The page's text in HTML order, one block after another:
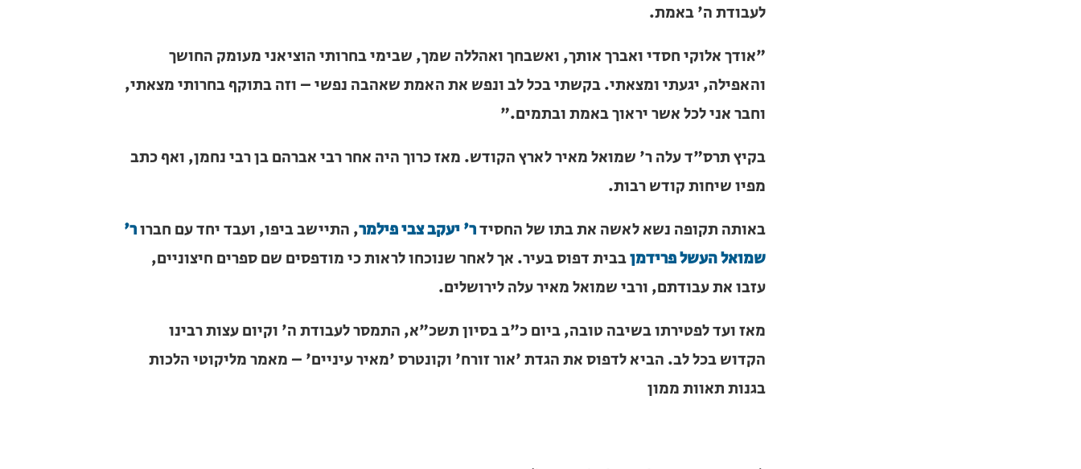
נפשי בנ'חל נ'ובע מ'קור ח'כמה, בספרים נפלאים, מלאים על כל גדותיהם בחידושים ועצות עמוקות
"אודך אלוקי חסדי ואברך אותך, ואשבחך ואהללה שמך, שבימי בחרותי הוציאני מעומק החושך
והאפילה, יגעתי ומצאתי. בקשתי בכל לב ונפש את האמת שאהבה נפשי – וזה בתוקף בחרותי
בקיץ תרס"ד עלה ר' שמואל מאיר לארץ הקודש. מאז כרוך היה אחר רבי אברהם בן רבי נחמן, ואף
באותה תקופה נשא לאשה את בתו של החסידר' יעקב צבי פילמר, התיישב ביפו, ועבד יחד עם חברו
ר' שמואל העשל פרידמןבבית דפוס בעיר. אך לאחר שנוכחו לראות כי מודפסים שם ספרים
מאז ועד לפטירתו בשיבה טובה, ביום כ"ב בסיון תשכ"א, התמסר לעבודת ה' וקיום עצות רבינו
הקדוש בכל לב. הביא לדפוס את הגדת 'אור זורח' וקונטרס 'מאיר עיניים' – מאמר מליקוטי הלכות
מחפשים בית כנסת או